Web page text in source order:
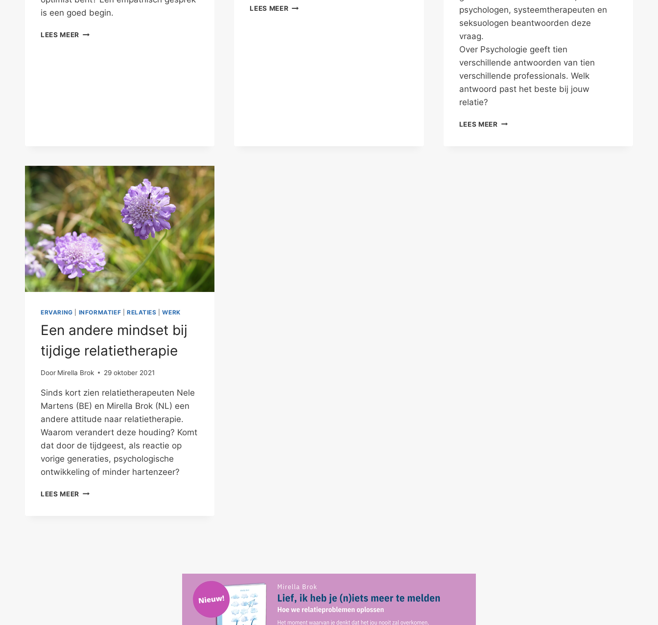
is een goed begin.
LEES MEER ALS
LEES MEERTOVER
psychologen, systeemtherapeuten en
seksuologen beantwoorden deze
vraag.
Over Psychologie geeft tien
verschillende antwoorden van tien
verschillende professionals. Welk
antwoord past het beste bij jouw
relatie?
LEES MEERKUS
ERVARING INFORMATIEF RELATIES |WERK
Een andere mindset bij
tijdige relatietherapie
Door Mirella Brok 29 oktober 2021
Sinds kort zien relatietherapeuten Nele
Martens (BE) en Mirella Brok (NL) een
andere attitude naar relatietherapie.
Waarom verandert deze houding? Komt
dat door de tijdgeest, als reactie op
vorige generaties, psychologische
ontwikkeling of minder hartenzeer?
LEES MEER EEN